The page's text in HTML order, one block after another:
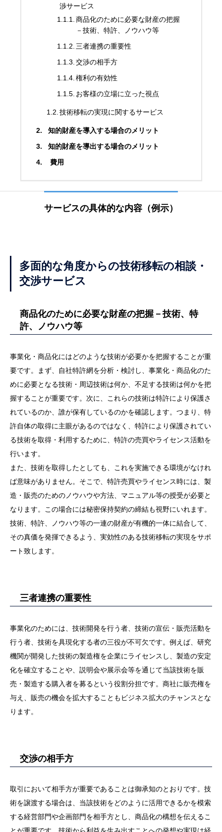
渉サービス
商品化のために必要な財産の把握
－技術、特許、ノウハウ等
三者連携の重要性
交渉の相手方
権利の有効性
お客様の立場に立った視点
技術移転の実現に関するサービス
知的財産を導入する場合のメリット
知的財産を導出する場合のメリット
費用
サービスの具体的な内容（例示）
多面的な角度からの技術移転の相談・
交渉サービス
商品化のために必要な財産の把握－技術、特
許、ノウハウ等
事業化・商品化にはどのような技術が必要かを把握することが重
要です。まず、自社特許網を分析・検討し、事業化・商品化のた
めに必要となる技術・周辺技術は何か、不足する技術は何かを把
握することが重要です。次に、これらの技術は特許により保護さ
れているのか、誰が保有しているのかを確認します。つまり、特
許自体の取得に主眼があるのではなく、特許により保護されてい
る技術を取得・利用するために、特許の売買やライセンス活動を
行います。
また、技術を取得したとしても、これを実施できる環境がなけれ
ば意味がありません。そこで、特許売買やライセンス時には、製
造・販売のためのノウハウや方法、マニュアル等の授受が必要と
なります。この場合には秘密保持契約の締結も視野にいれます。
技術、特許、ノウハウ等の一連の財産が有機的一体に結合して、
その真価を発揮できるよう、実効性のある技術移転の実現をサポ
ート致します。
三者連携の重要性
事業化のためには、技術開発を行う者、技術の宣伝・販売活動を
行う者、技術を具現化する者の三役が不可欠です。例えば、研究
機関が開発した技術の製造権を企業にライセンスし、製造の安定
化を確立することや、説明会や展示会等を通じて当該技術を販
売・製造する購入者を募るという役割分担です。商社に販売権を
与え、販売の機会を拡大することもビジネス拡大のチャンスとな
ります。
交渉の相手方
取引において相手方が重要であることは御承知のとおりです。技
術を譲渡する場合は、当該技術をどのように活用できるかを模索
する経営部門や企画部門を相手方とし、商品化の構想を伝えるこ